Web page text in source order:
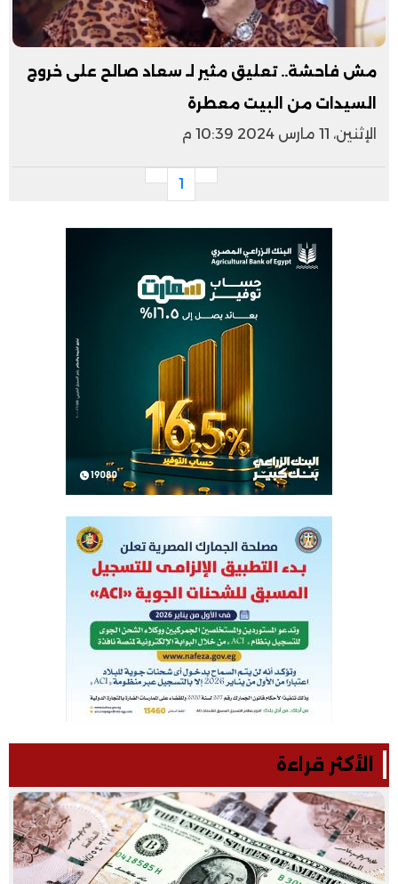
مش فاحشة.. تعليق مثير لـ سعاد صالح على خروج
السيدات من البيت معطرة
الإثنين، 11 مارس 2024 10:39 م
1
الأكثر قراءة